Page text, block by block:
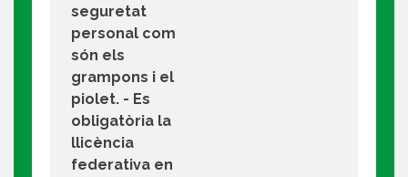
seguretat
personal com
són els
grampons i el
piolet. - Es
obligatòria la
llicència
federativa en